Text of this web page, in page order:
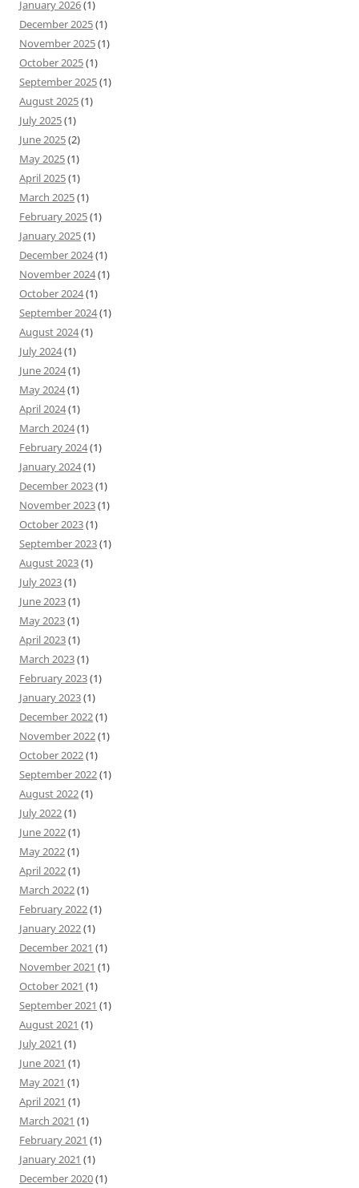
January 2026(1)
December 2025(1)
November 2025(1)
October 2025(1)
September 2025(1)
August 2025(1)
July 2025(1)
June 2025(2)
May 2025(1)
April 2025(1)
March 2025(1)
February 2025(1)
January 2025(1)
December 2024(1)
November 2024(1)
October 2024(1)
September 2024(1)
August 2024(1)
July 2024(1)
June 2024(1)
May 2024(1)
April 2024(1)
March 2024(1)
February 2024(1)
January 2024(1)
December 2023(1)
November 2023(1)
October 2023(1)
September 2023(1)
August 2023(1)
July 2023(1)
June 2023(1)
May 2023(1)
April 2023(1)
March 2023(1)
February 2023(1)
January 2023(1)
December 2022(1)
November 2022(1)
October 2022(1)
September 2022(1)
August 2022(1)
July 2022(1)
June 2022(1)
May 2022(1)
April 2022(1)
March 2022(1)
February 2022(1)
January 2022(1)
December 2021 (1)
November 2021 (1)
October 2021 (1)
September 2021 (1)
August 2021 (1)
July 2021 (1)
June 2021 (1)
May 2021 (1)
April 2021 (1)
March 2021 (1)
February 2021 (1)
January 2021 (1)
December 2020(1)